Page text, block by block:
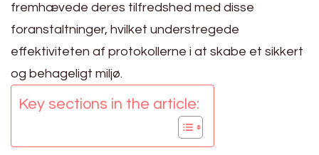
fremhævede deres tilfredshed med disse
foranstaltninger, hvilket understregede
effektiviteten af protokollerne i at skabe et sikkert
og behageligt miljø.
Key sections in the article: